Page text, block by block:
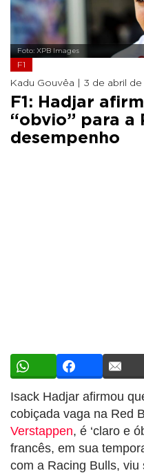
Foto: XPB Images
F1
Kadu Gouvêa | 3 de abril de
F1: Hadjar
“obvio” para a
desempenho
Isack Hadjar afirmou
cobiçada vaga na Red
Verstappen, é ‘claro e
francês, em sua
com a Racing Bulls,